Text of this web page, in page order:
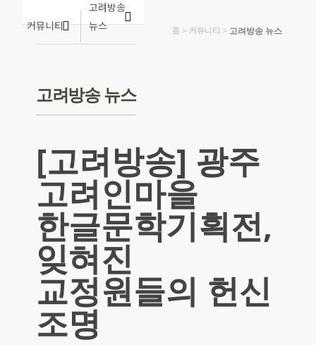
커뮤니티
고려방송
뉴스
홈 > 커뮤니티 > 고려방송 뉴스
고려방송 뉴스
[고려방송] 광주
고려인마을
한글문학기획전,
잊혀진
교정원들의 헌신
조명